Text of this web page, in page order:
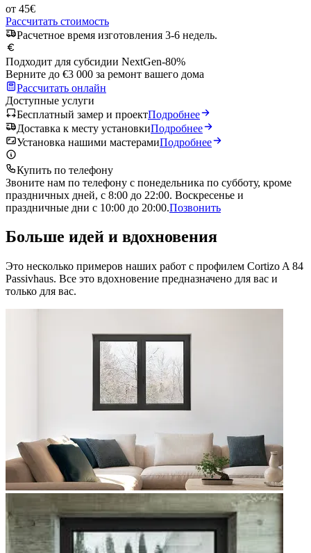
от 45€
Рассчитать стоимость
Расчетное время изготовления 3-6 недель.
Подходит для субсидии NextGen-80%
Верните до €3 000 за ремонт вашего дома
Рассчитать онлайн
Доступные услуги
Бесплатный замер и проектПодробнее
Доставка к месту установкиПодробнее
Установка нашими мастерамиПодробнее
Купить по телефону
Звоните нам по телефону с понедельника по субботу, кроме
праздничных дней, с 8:00 до 22:00. Воскресенье и
праздничные дни с 10:00 до 20:00.Позвонить
Больше идей и вдохновения
Это несколько примеров наших работ с профилем Cortizo A 84
Passivhaus. Все это вдохновение предназначено для вас и
только для вас.